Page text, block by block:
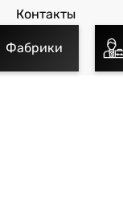
Контакты
Фабрики